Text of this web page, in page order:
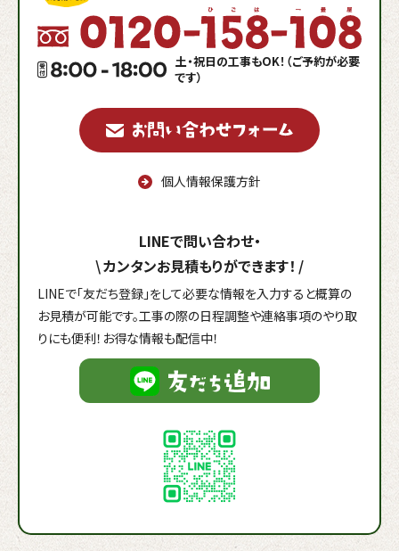
土・祝日の工事もOK！（ご予約が必要
です）
個人情報保護方針
\
LINEで問い合わせ・
カンタンお見積もりができます！ /
LINEで「友だち登録」をして必要な情報を入力すると概算の
お見積が可能です。工事の際の日程調整や連絡事項のやり取
りにも便利！お得な情報も配信中！